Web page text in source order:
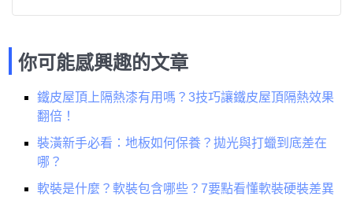
你可能感興趣的文章
鐵皮屋頂上隔熱漆有用嗎？3技巧讓鐵皮屋頂隔熱效果
翻倍！
裝潢新手必看：地板如何保養？拋光與打蠟到底差在
哪？
軟裝是什麼？軟裝包含哪些？7要點看懂軟裝硬裝差異